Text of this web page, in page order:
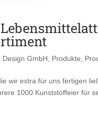
Design GmbH Produkte
wir extra für uns fertigen
1000 Kunststoffeier für